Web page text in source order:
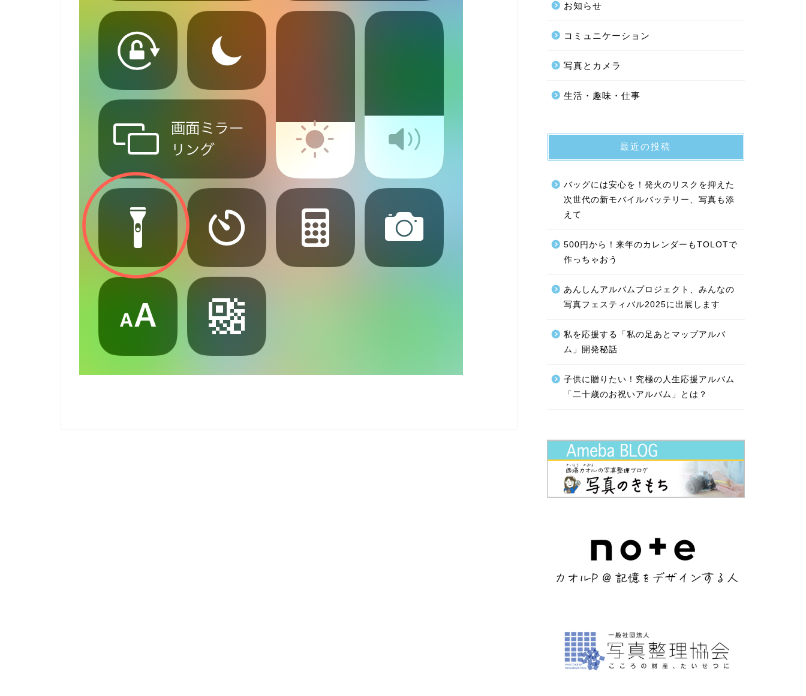
お知らせ
コミュニケーション
写真とカメラ
生活・趣味・仕事
最近の投稿
バッグには安心を！発火のリスクを抑えた
次世代の新モバイルバッテリー、写真も添
えて
500円から！来年のカレンダーもTOLOTで
作っちゃおう
あんしんアルバムプロジェクト、みんなの
写真フェスティバル2025に出展します
私を応援する「私の足あとマップアルバ
ム」開発秘話
子供に贈りたい！究極の人生応援アルバム
「二十歳のお祝いアルバム」とは？